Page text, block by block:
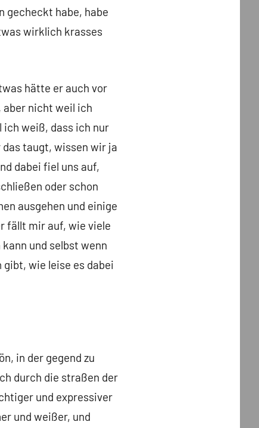
gecheckt habe, habe
wirklich krasses
hätte er auch vor
aber nicht weil ich
weiß, dass ich nur
taugt, wissen wir ja
dabei fiel uns auf,
oder schon
ausgehen und einige
fällt mir auf, wie viele
und selbst wenn
wie leise es dabei
in der gegend zu
durch die straßen der
und expressiver
und weißer, und